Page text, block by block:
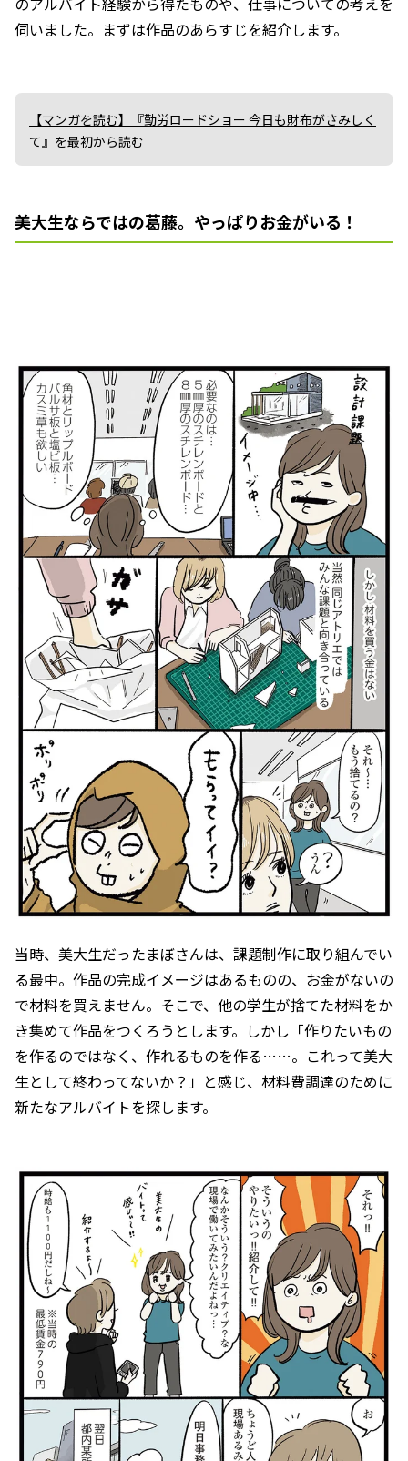
伺いました。まずは作品のあらすじを紹介します。
【マンガを読む】『勤労ロードショー 今日も財布がさみしく
て』を最初から読む
美大生ならではの葛藤。やっぱりお金がいる！
当時、美大生だったまぼさんは、課題制作に取り組んでい
る最中。作品の完成イメージはあるものの、お金がないの
で材料を買えません。そこで、他の学生が捨てた材料をか
き集めて作品をつくろうとします。しかし「作りたいもの
を作るのではなく、作れるものを作る……。これって美大
生として終わってないか？」と感じ、材料費調達のために
新たなアルバイトを探します。